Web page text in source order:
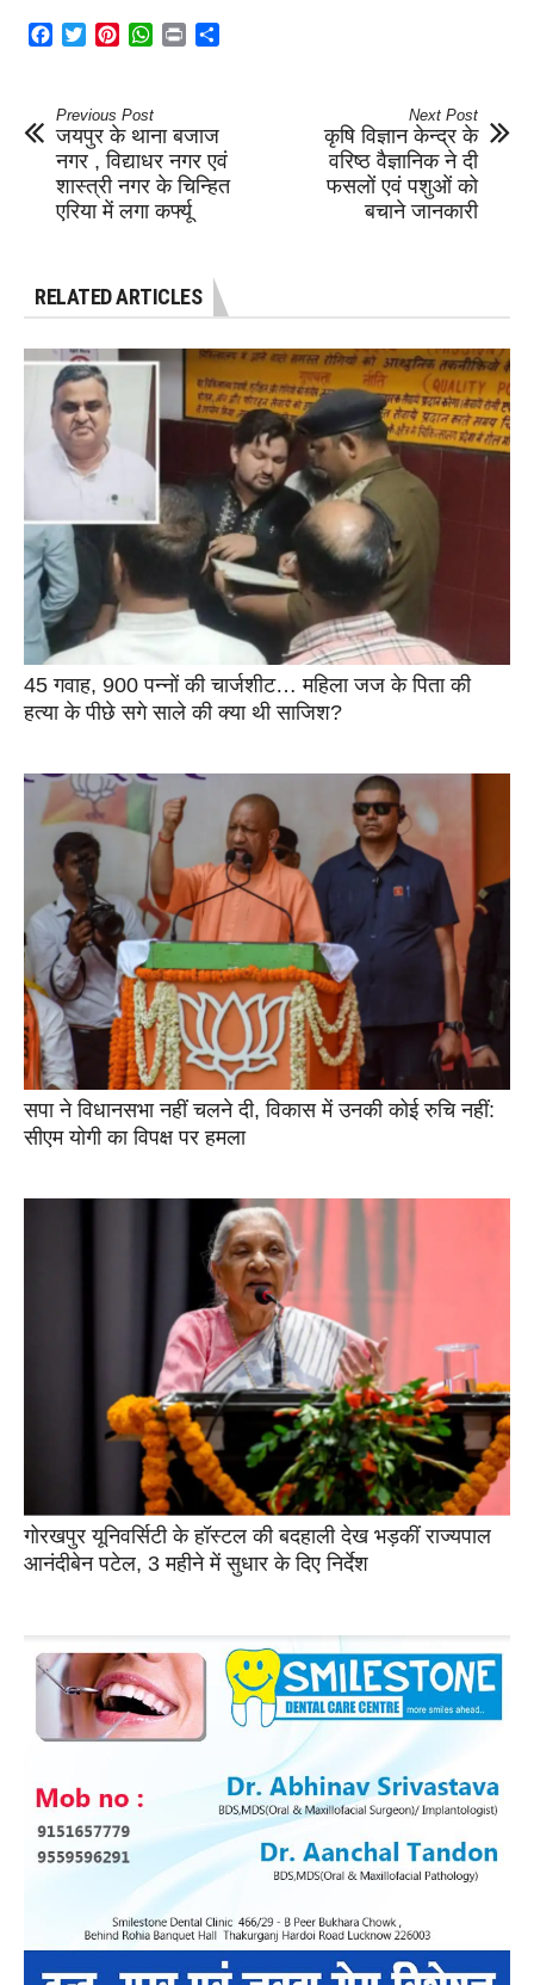
Facebook
TwitterPinterestWhatsApp
Print
Previous Post
जयपुर के थाना बजाज
नगर , विद्याधर नगर एवं
शास्त्री नगर के चिन्हित
एरिया में लगा कर्फ्यू
Next Post
कृषि विज्ञान केन्द्र के
वरिष्ठ वैज्ञानिक ने दी
फसलों एवं पशुओं को
बचाने जानकारी
RELATED ARTICLES
45 गवाह, 900 पन्नों की चार्जशीट… महिला जज के पिता की
हत्या के पीछे सगे साले की क्या थी साजिश?
सपा ने विधानसभा नहीं चलने दी, विकास में उनकी कोई रुचि नहीं:
सीएम योगी का विपक्ष पर हमला
गोरखपुर यूनिवर्सिटी के हॉस्टल की बदहाली देख भड़कीं राज्यपाल
आनंदीबेन पटेल, 3 महीने में सुधार के दिए निर्देश